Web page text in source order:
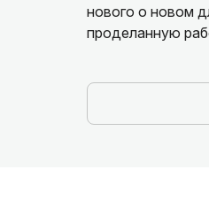
нового о новом
проделанную